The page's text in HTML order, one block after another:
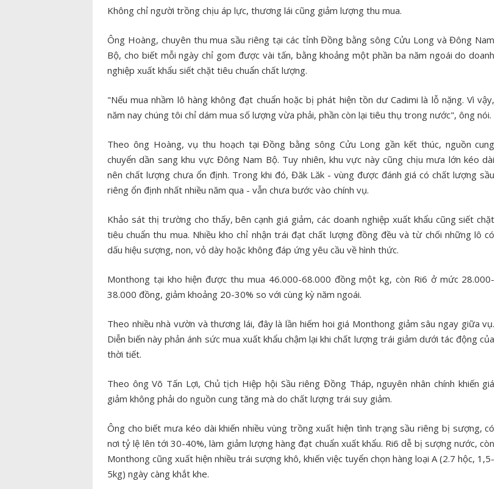
Không chỉ người trồng chịu áp lực, thương lái cũng giảm lượng thu mua.
Ông Hoàng, chuyên thu mua sầu riêng tại các tỉnh Đồng bằng sông Cửu Long và Đông Nam
Bộ, cho biết mỗi ngày chỉ gom được vài tấn, bằng khoảng một phần ba năm ngoái do doanh
nghiệp xuất khẩu siết chặt tiêu chuẩn chất lượng.
"Nếu mua nhầm lô hàng không đạt chuẩn hoặc bị phát hiện tồn dư Cadimi là lỗ nặng. Vì vậy,
năm nay chúng tôi chỉ dám mua số lượng vừa phải, phần còn lại tiêu thụ trong nước", ông nói.
Theo ông Hoàng, vụ thu hoạch tại Đồng bằng sông Cửu Long gần kết thúc, nguồn cung
chuyển dần sang khu vực Đông Nam Bộ. Tuy nhiên, khu vực này cũng chịu mưa lớn kéo dài
nên chất lượng chưa ổn định. Trong khi đó, Đăk Lăk - vùng được đánh giá có chất lượng sầu
riêng ổn định nhất nhiều năm qua - vẫn chưa bước vào chính vụ.
Khảo sát thị trường cho thấy, bên cạnh giá giảm, các doanh nghiệp xuất khẩu cũng siết chặt
tiêu chuẩn thu mua. Nhiều kho chỉ nhận trái đạt chất lượng đồng đều và từ chối những lô có
dấu hiệu sượng, non, vỏ dày hoặc không đáp ứng yêu cầu về hình thức.
Monthong tại kho hiện được thu mua 46.000-68.000 đồng một kg, còn Ri6 ở mức 28.000-
38.000 đồng, giảm khoảng 20-30% so với cùng kỳ năm ngoái.
Theo nhiều nhà vườn và thương lái, đây là lần hiếm hoi giá Monthong giảm sâu ngay giữa vụ.
Diễn biến này phản ánh sức mua xuất khẩu chậm lại khi chất lượng trái giảm dưới tác động của
thời tiết.
Theo ông Võ Tấn Lợi, Chủ tịch Hiệp hội Sầu riêng Đồng Tháp, nguyên nhân chính khiến giá
giảm không phải do nguồn cung tăng mà do chất lượng trái suy giảm.
Ông cho biết mưa kéo dài khiến nhiều vùng trồng xuất hiện tình trạng sầu riêng bị sượng, có
nơi tỷ lệ lên tới 30-40%, làm giảm lượng hàng đạt chuẩn xuất khẩu. Ri6 dễ bị sượng nước, còn
Monthong cũng xuất hiện nhiều trái sượng khô, khiến việc tuyển chọn hàng loại A (2.7 hộc, 1,5-
5kg) ngày càng khắt khe.